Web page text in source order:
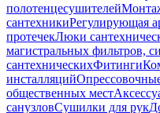
полотенцесушителей
сантехникиРегулирующая
протечекЛюки
магистральных фильтров,
сантехническихФитинги
инсталляций
общественных мест
санузловСушилки для рук